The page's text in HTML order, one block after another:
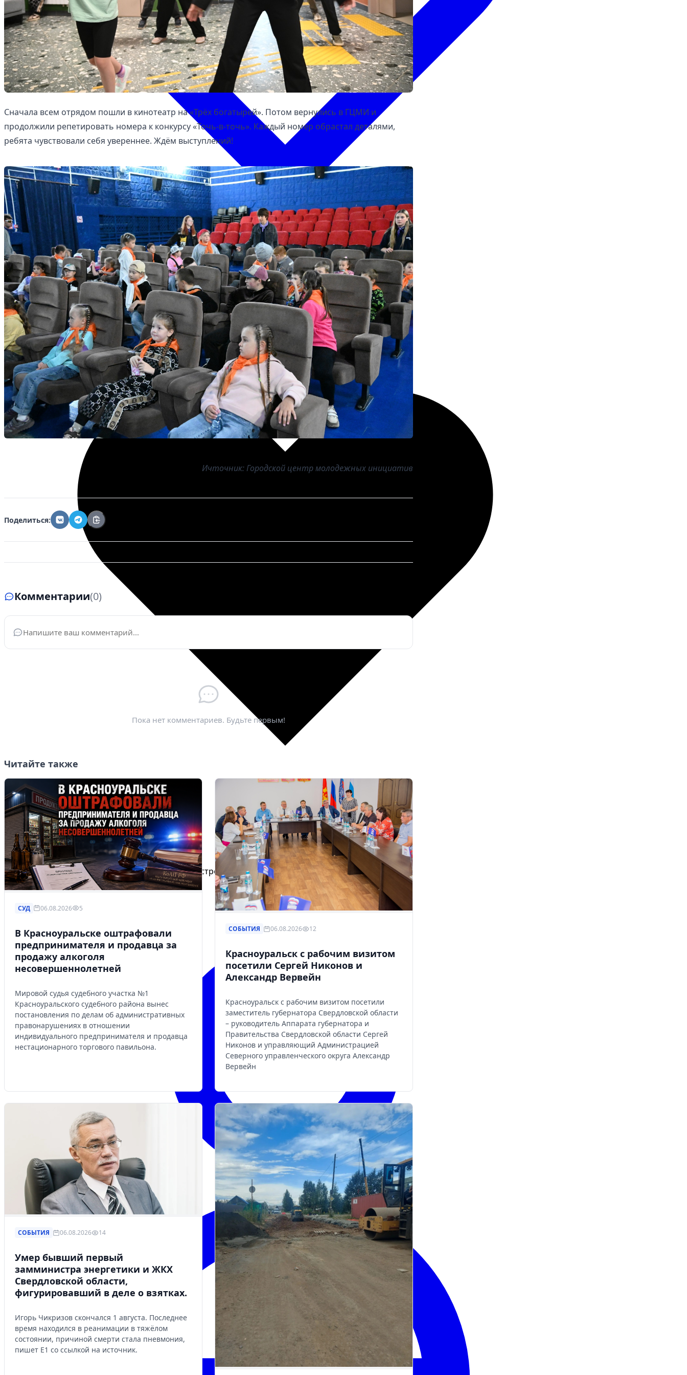
Избранное
Избранное
Сохраняйте интересные объявления, чтобы быстро вернуться к ним позже.
Перейти в избранное
Сначала всем отрядом пошли в кинотеатр на «Трёх богатырей». Потом вернулись в ГЦМИ и
продолжили репетировать номера к конкурсу «Точь‑в‑точь». Каждый номер обрастал деталями,
ребята чувствовали себя увереннее. Ждём выступлений!
Ичточник: Городской центр молодежных инициатив
Поделиться:
Комментарии(0)
Ваше имя* Электронная почта*
Пока нет комментариев. Будьте первым!
Читайте также
СУД 06.08.2026 5
В Красноуральске оштрафовали
предпринимателя и продавца за
продажу алкоголя
несовершеннолетней
Мировой судья судебного участка №1
Красноуральского судебного района вынес
постановления по делам об административных
правонарушениях в отношении
индивидуального предпринимателя и продавца
нестационарного торгового павильона.
СОБЫТИЯ 06.08.2026 12
Красноуральск с рабочим визитом
посетили Сергей Никонов и
Александр Вервейн
Красноуральск с рабочим визитом посетили
заместитель губернатора Свердловской области
– руководитель Аппарата губернатора и
Правительства Свердловской области Сергей
Никонов и управляющий Администрацией
Северного управленческого округа Александр
Вервейн
СОБЫТИЯ 06.08.2026 14
Умер бывший первый
замминистра энергетики и ЖКХ
Свердловской области,
фигурировавший в деле о взятках.
Игорь Чикризов скончался 1 августа. Последнее
время находился в реанимации в тяжёлом
состоянии, причиной смерти стала пневмония,
пишет Е1 со ссылкой на источник.